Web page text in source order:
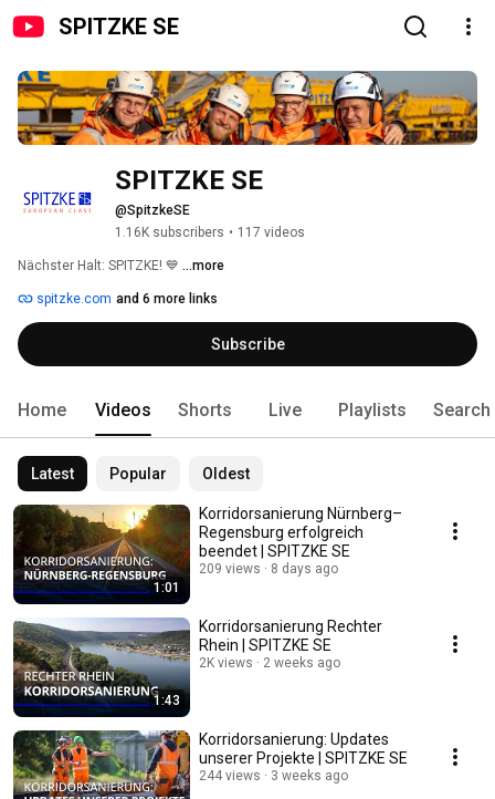
SPITZKE SE
@SpitzkeSE
1.16K subscribers • 117 videos
Nächster Halt: SPITZKE! 💙 ...more
spitzke.com and 6 more links
Subscribe
Home Videos Shorts Live Playlists Search
Latest Popular Oldest
1:01
Korridorsanierung Nürnberg–
Regensburg erfolgreich
beendet | SPITZKE SE
209 views 8 days ago
1:43
Korridorsanierung Rechter
Rhein | SPITZKE SE
2K views 2 weeks ago
Korridorsanierung: Updates
unserer Projekte | SPITZKE SE
244 views 3 weeks ago